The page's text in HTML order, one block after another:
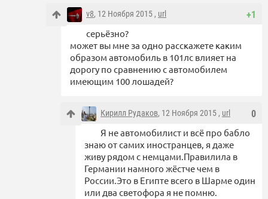
+1
v8, 12 Ноября 2015 , url
серьёзно?
может вы мне за одно расскажете каким
образом автомобиль в 101лс влияет на
дорогу по сравнению с автомобилем
имеющим 100 лошадей?
0
Кирилл Рудаков, 12 Ноября 2015 , url
Я не автомобилист и всё про бабло
знаю от самих иностранцев, я даже
живу рядом с немцами.Правилила в
Германии намного жёстче чем в
России.Это в Египте всего в Шарме один
или два светофора я не помню.